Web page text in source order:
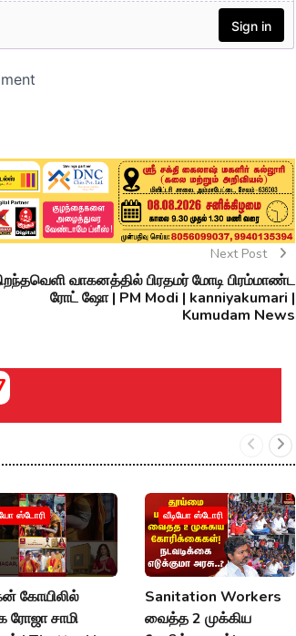
Next Post
வாகனத்தில் பிரதமர் மோடி பிரம்மாண்ட
ரோட் ஷோ | PM Modi | kanniyakumari |
Kumudam News
ஸ்டோரி
கோயிலில்
ரோஜா சாமி
வீடியோ ஸ்டோரி
Sanitation Workers
வைத்த 2 முக்கிய